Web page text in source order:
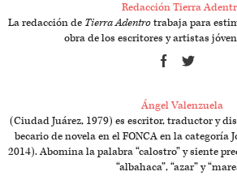
Redacción Tierra
La redacción de Tierra Adentrotrabaja para
obra de los escritores y artistas
Ángel Valenzuela
(Ciudad Juárez, 1979) es escritor, traductor y
becario de novela en el FONCA en la categoría
2014). Abomina la palabra “calostro” y siente
“albahaca”, “azar” y